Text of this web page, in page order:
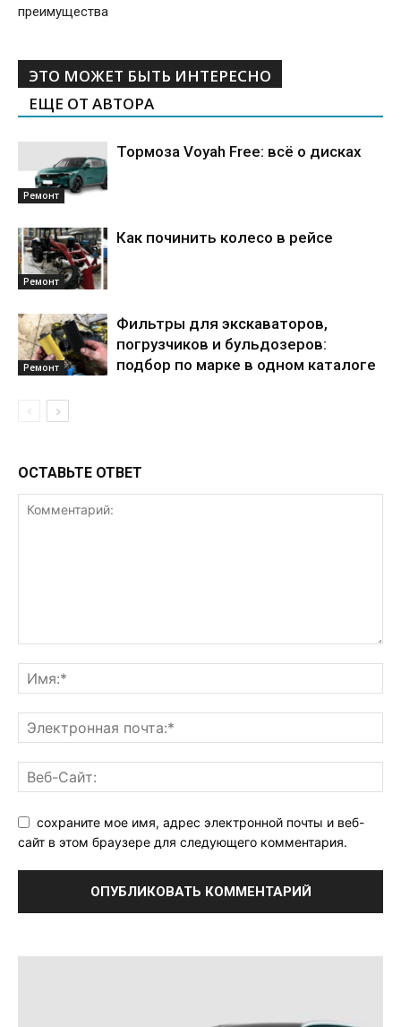
преимущества
ЭТО МОЖЕТ БЫТЬ ИНТЕРЕСНО
ЕЩЕ ОТ АВТОРА
Ремонт
Тормоза Voyah Free: всё о дисках
Ремонт
Как починить колесо в рейсе
Ремонт
Фильтры для экскаваторов,
погрузчиков и бульдозеров:
подбор по марке в одном каталоге
ОСТАВЬТЕ ОТВЕТ
сохраните мое имя, адрес электронной почты и веб-
сайт в этом браузере для следующего комментария.